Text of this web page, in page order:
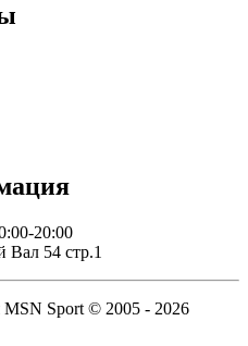
20:00
Вал 54 стр.1
Sport © 2005 - 2026